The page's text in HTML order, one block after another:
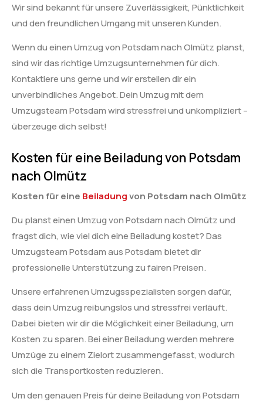
Wir sind bekannt für unsere Zuverlässigkeit, Pünktlichkeit
und den freundlichen Umgang mit unseren Kunden.
Wenn du einen Umzug von Potsdam nach Olmütz planst,
sind wir das richtige Umzugsunternehmen für dich.
Kontaktiere uns gerne und wir erstellen dir ein
unverbindliches Angebot. Dein Umzug mit dem
Umzugsteam Potsdam wird stressfrei und unkompliziert –
überzeuge dich selbst!
Kosten für eine Beiladung von Potsdam
nach Olmütz
Kosten für eine Beiladungvon Potsdam nach Olmütz
Du planst einen Umzug von Potsdam nach Olmütz und
fragst dich, wie viel dich eine Beiladung kostet? Das
Umzugsteam Potsdam aus Potsdam bietet dir
professionelle Unterstützung zu fairen Preisen.
Unsere erfahrenen Umzugsspezialisten sorgen dafür,
dass dein Umzug reibungslos und stressfrei verläuft.
Dabei bieten wir dir die Möglichkeit einer Beiladung, um
Kosten zu sparen. Bei einer Beiladung werden mehrere
Umzüge zu einem Zielort zusammengefasst, wodurch
sich die Transportkosten reduzieren.
Um den genauen Preis für deine Beiladung von Potsdam